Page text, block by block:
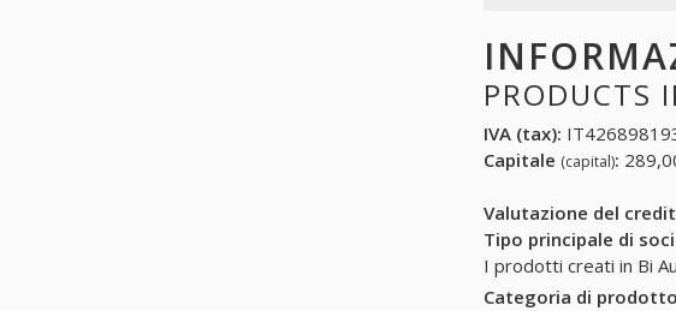
PRODUCTS
IVA (tax):
Capitale (capital):
Valutazione del
Tipo principale di
I prodotti creati in Bi
Categoria di prodotto